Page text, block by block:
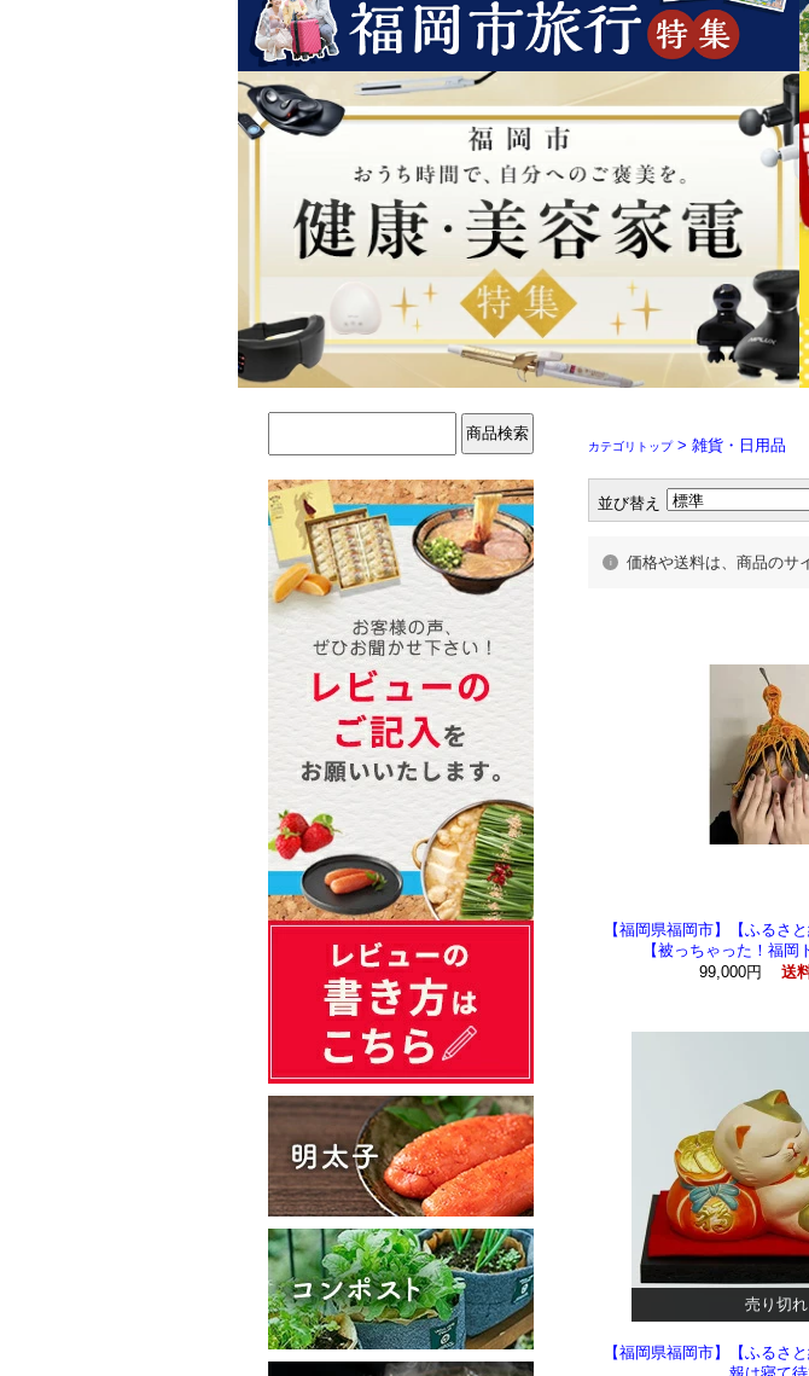
カテゴリトップ> 雑貨・日用品
並び替え
価格や送料は、商品のサ
【福岡県福岡市】【ふるさ
【被っちゃった！福岡
99,000円
送
売り切れ
【福岡県福岡市】【ふるさ